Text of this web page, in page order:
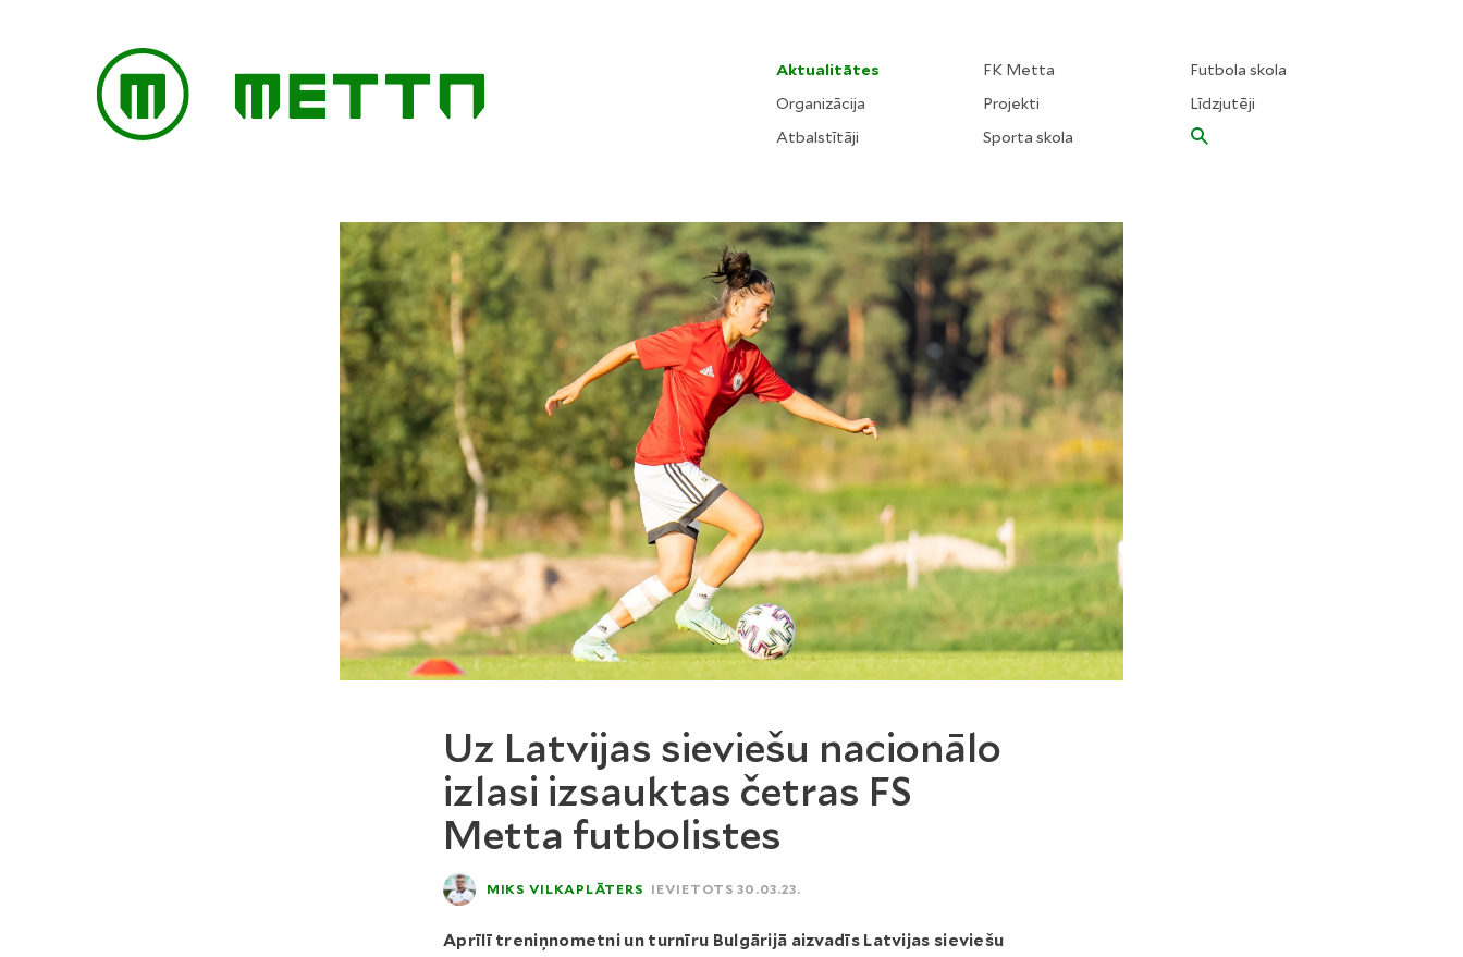
Aktualitātes
Organizācija
Atbalstītāji
FK Metta
Projekti
Sporta skola
Futbola skola
Līdzjutēji
Uz Latvijas sieviešu nacionālo
izlasi izsauktas četras FS
Metta futbolistes
MIKS VILKAPLĀTERS IEVIETOTS 30.03.23.
Aprīlī treniņnometni un turnīru Bulgārijā aizvadīs Latvijas sieviešu